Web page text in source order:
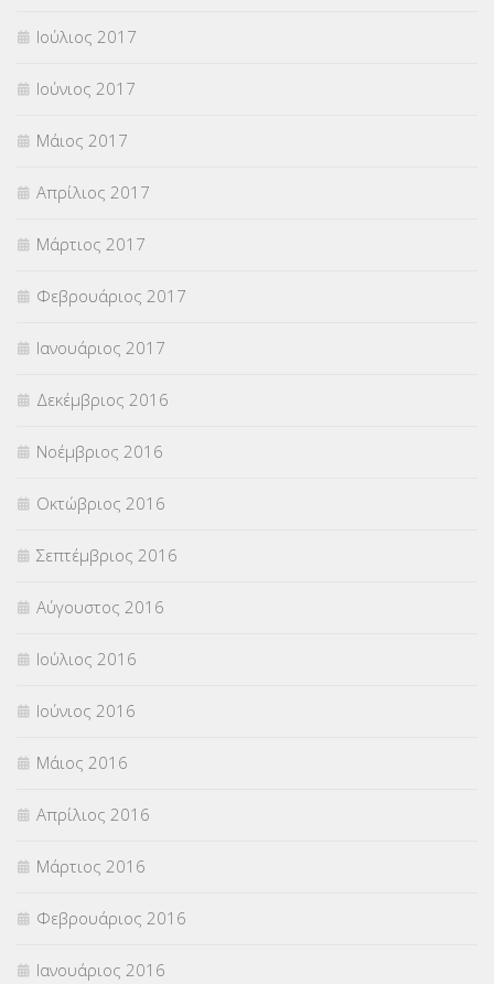
Ιούλιος 2017
Ιούνιος 2017
Μάιος 2017
Απρίλιος 2017
Μάρτιος 2017
Φεβρουάριος 2017
Ιανουάριος 2017
Δεκέμβριος 2016
Νοέμβριος 2016
Οκτώβριος 2016
Σεπτέμβριος 2016
Αύγουστος 2016
Ιούλιος 2016
Ιούνιος 2016
Μάιος 2016
Απρίλιος 2016
Μάρτιος 2016
Φεβρουάριος 2016
Ιανουάριος 2016